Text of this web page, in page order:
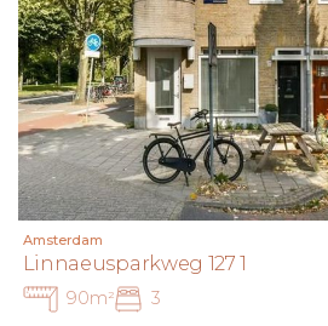
Amsterdam
Linnaeusparkweg 127 1
90m² 3